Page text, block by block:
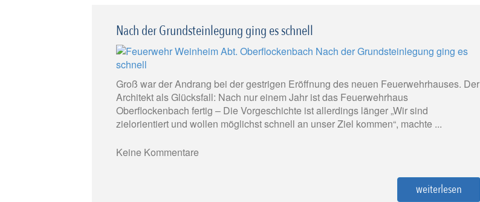
Nach der Grundsteinlegung ging es schnell
Groß war der Andrang bei der gestrigen Eröffnung des neuen Feuerwehrhauses. Der
Architekt als Glücksfall: Nach nur einem Jahr ist das Feuerwehrhaus
Oberflockenbach fertig – Die Vorgeschichte ist allerdings länger „Wir sind
zielorientiert und wollen möglichst schnell an unser Ziel kommen“, machte ...
Keine Kommentare
weiterlesen